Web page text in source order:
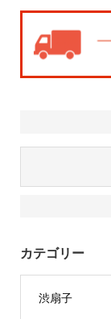
カテゴリー
渋扇子